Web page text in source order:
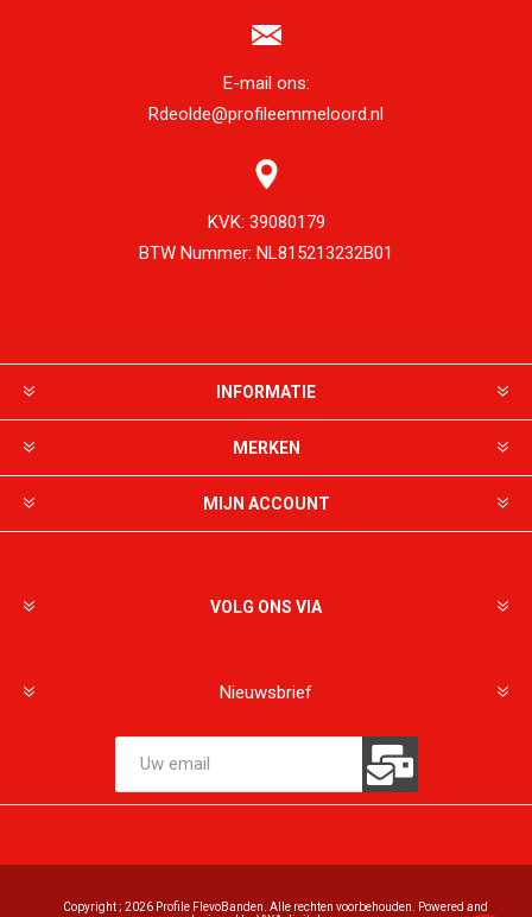
E-mail ons:
Rdeolde@profileemmeloord.nl
KVK: 39080179
BTW Nummer: NL815213232B01
INFORMATIE
MERKEN
MIJN ACCOUNT
VOLG ONS VIA
Nieuwsbrief
Copyright ; 2026 Profile FlevoBanden. Alle rechten voorbehouden. Powered and